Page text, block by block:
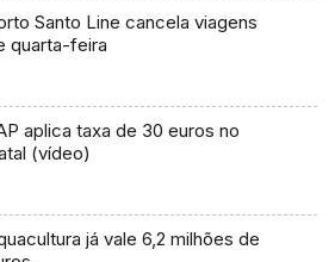
Santo Line cancela viagens
quarta-feira
aplica taxa de 30 euros no
(vídeo)
já vale 6,2 milhões de